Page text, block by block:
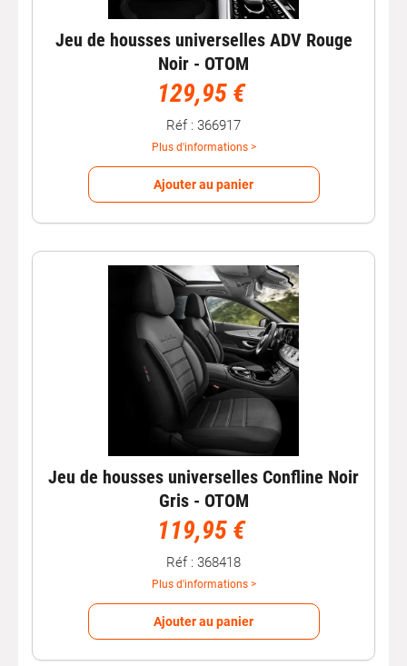
Jeu de housses universelles ADV Rouge
Noir - OTOM
129,95 €
Réf : 366917
Plus d'informations >
Ajouter au panier
Jeu de housses universelles Confline Noir
Gris - OTOM
119,95 €
Réf : 368418
Plus d'informations >
Ajouter au panier